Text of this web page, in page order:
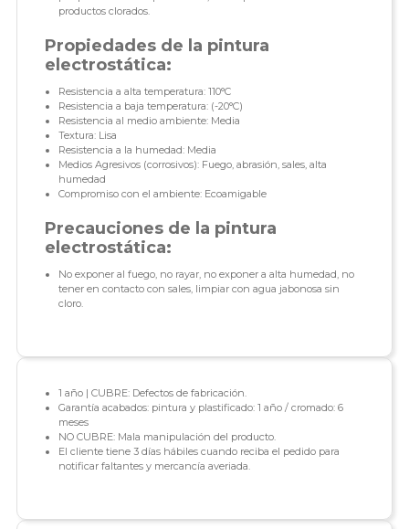
productos clorados.
Propiedades de la pintura
electrostática:
Resistencia a alta temperatura: 110°C
Resistencia a baja temperatura: (-20°C)
Resistencia al medio ambiente: Media
Textura: Lisa
Resistencia a la humedad: Media
Medios Agresivos (corrosivos): Fuego, abrasión, sales, alta
humedad
Compromiso con el ambiente: Ecoamigable
Precauciones de la pintura
electrostática:
No exponer al fuego, no rayar, no exponer a alta humedad, no
tener en contacto con sales, limpiar con agua jabonosa sin
cloro.
1 año | CUBRE: Defectos de fabricación.
Garantía acabados: pintura y plastificado: 1 año / cromado: 6
meses
NO CUBRE: Mala manipulación del producto.
El cliente tiene 3 días hábiles cuando reciba el pedido para
notificar faltantes y mercancía averiada.